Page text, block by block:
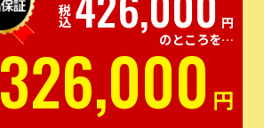
税込
円
のところを…
326,000 円